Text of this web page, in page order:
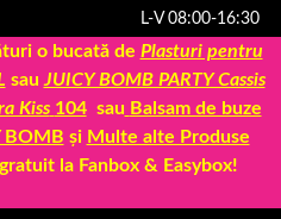
L-V 08:00-16:30
o bucată de Plasturi pentru
sau JUICY BOMB PARTY Cassis
Kiss 104sau Balsam de buze
BOMB și Multe alte Produse
la Fanbox & Easybox!